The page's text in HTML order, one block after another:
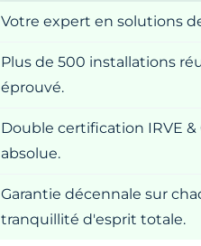
Votre expert en solutions
Plus de 500 installations
éprouvé.
Double certification IRVE
absolue.
Garantie décennale sur
tranquillité d'esprit totale.